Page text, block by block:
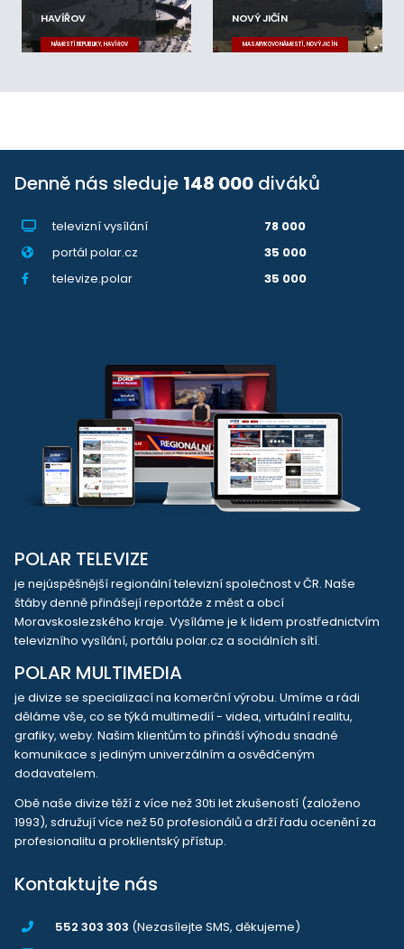
HAVÍŘOV
NÁMĚSTÍ REPUBLIKY, HAVÍŘOV
NOVÝ JIČÍN
MASARYKOVO NÁMĚSTÍ, NOVÝ JIČÍN
Denně nás sleduje 148 000 diváků
televizní vysílání
78 000
portál polar.cz
35 000
televize.polar
35 000
POLAR TELEVIZE
je nejúspěšnější regionální televizní společnost v ČR. Naše
štáby denně přinášejí reportáže z měst a obcí
Moravskoslezského kraje. Vysíláme je k lidem prostřednictvím
televizního vysílání, portálu polar.cz a sociálních sítí.
POLAR MULTIMEDIA
je divize se specializací na komerční výrobu. Umíme a rádi
děláme vše, co se týká multimedií - videa, virtuální realitu,
grafiky, weby. Našim klientům to přináší výhodu snadné
komunikace s jediným univerzálním a osvědčeným
dodavatelem.
Obě naše divize těží z více než 30ti let zkušeností (založeno
1993), sdružují více než 50 profesionálů a drží řadu ocenění za
profesionalitu a proklientský přístup.
Kontaktujte nás
552 303 303 (Nezasílejte SMS, děkujeme)